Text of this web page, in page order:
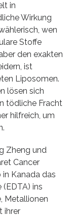
in
Wirkung
wen
Stoffe
den exakten
ist
Liposomen.
lösen sich
tödliche Fracht
hilfreich, um
Zheng und
Cancer
Kanada das
ins
Metallionen
ihrer